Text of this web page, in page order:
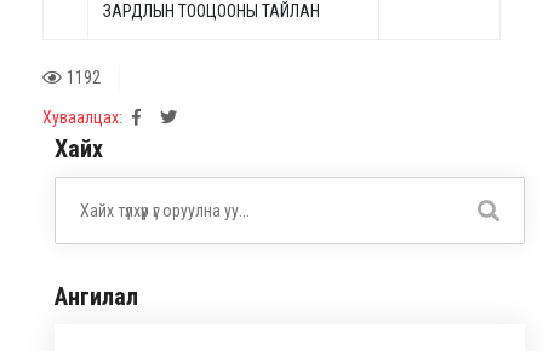
ЗАРДЛЫН ТООЦООНЫ ТАЙЛАН
1192
Хуваалцах:
Хайх
Ангилал